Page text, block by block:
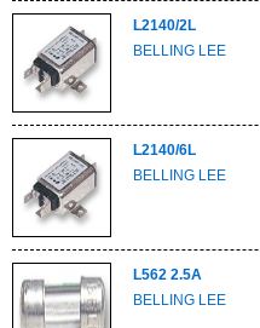
L2140/2L
BELLING LEE
L2140/6L
BELLING LEE
L562 2.5A
BELLING LEE